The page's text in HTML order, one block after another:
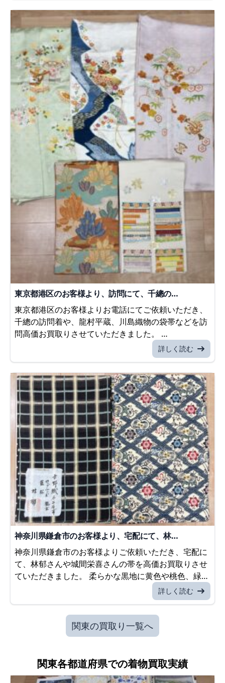
東京都港区のお客様より、訪問にて、千總の…
東京都港区のお客様よりお電話にてご依頼いただき、
千總の訪問着や、龍村平蔵、川島織物の袋帯などを訪
問高価お買取りさせていただきました。 …
詳しく読む
神奈川県鎌倉市のお客様より、宅配にて、林…
神奈川県鎌倉市のお客様よりご依頼いただき、宅配に
て、林郁さんや城間栄喜さんの帯を高価お買取りさせ
ていただきました。 柔らかな黒地に黄色や桃色、緑…
詳しく読む
関東の買取り一覧へ
関東各都道府県での着物買取実績